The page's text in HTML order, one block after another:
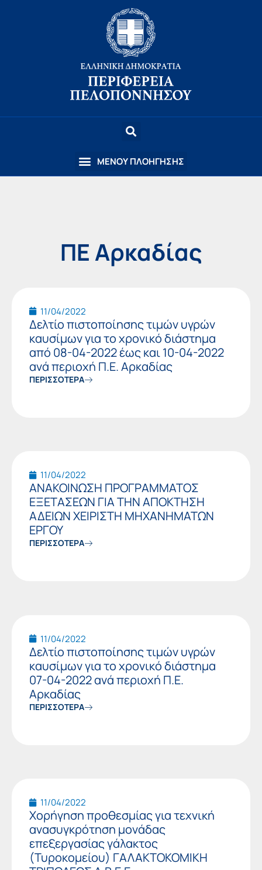
ΠΕ Αρκαδίας
11/04/2022
Δελτίο πιστοποίησης τιμών υγρών
καυσίμων για το χρονικό διάστημα
από 08-04-2022 έως και 10-04-2022
ανά περιοχή Π.Ε. Αρκαδίας
ΠΕΡΙΣΣΟΤΕΡΑ
11/04/2022
ΑΝΑΚΟΙΝΩΣΗ ΠΡΟΓΡΑΜΜΑΤΟΣ
ΕΞΕΤΑΣΕΩΝ ΓΙΑ ΤΗΝ ΑΠΟΚΤΗΣΗ
ΑΔΕΙΩΝ ΧΕΙΡΙΣΤΗ ΜΗΧΑΝΗΜΑΤΩΝ
ΕΡΓΟΥ
ΠΕΡΙΣΣΟΤΕΡΑ
11/04/2022
Δελτίο πιστοποίησης τιμών υγρών
καυσίμων για το χρονικό διάστημα
07-04-2022 ανά περιοχή Π.Ε.
Αρκαδίας
ΠΕΡΙΣΣΟΤΕΡΑ
11/04/2022
Χορήγηση προθεσμίας για τεχνική
ανασυγκρότηση μονάδας
επεξεργασίας γάλακτος
(Τυροκομείου) ΓΑΛΑΚΤΟΚΟΜΙΚΗ